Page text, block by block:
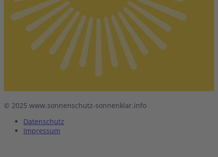
© 2025 www.sonnenschutz-sonnenklar.info
Datenschutz
Impressum